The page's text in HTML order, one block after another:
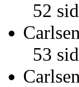
52
53